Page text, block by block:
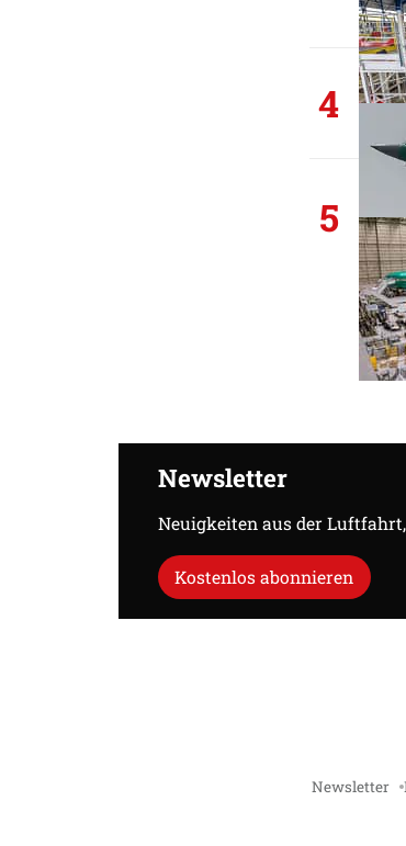
4
5
Newsletter
Neuigkeiten aus der
Kostenlos abonnieren
Newsletter